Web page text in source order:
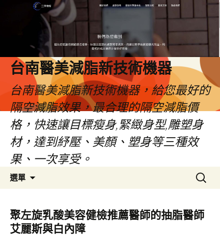
台南醫美減脂新技術機器
台南醫美減脂新技術機器，給您最好的
隔空減脂效果，最合理的隔空減脂價
格，快速讓目標瘦身,緊緻身型,雕塑身
材，達到紓壓、美顏、塑身等三種效
果、一次享受。
選單
容
搜
尋
鍵
字:
聚左旋乳酸美容健檢推薦醫師的抽脂醫師
艾麗斯與白內障